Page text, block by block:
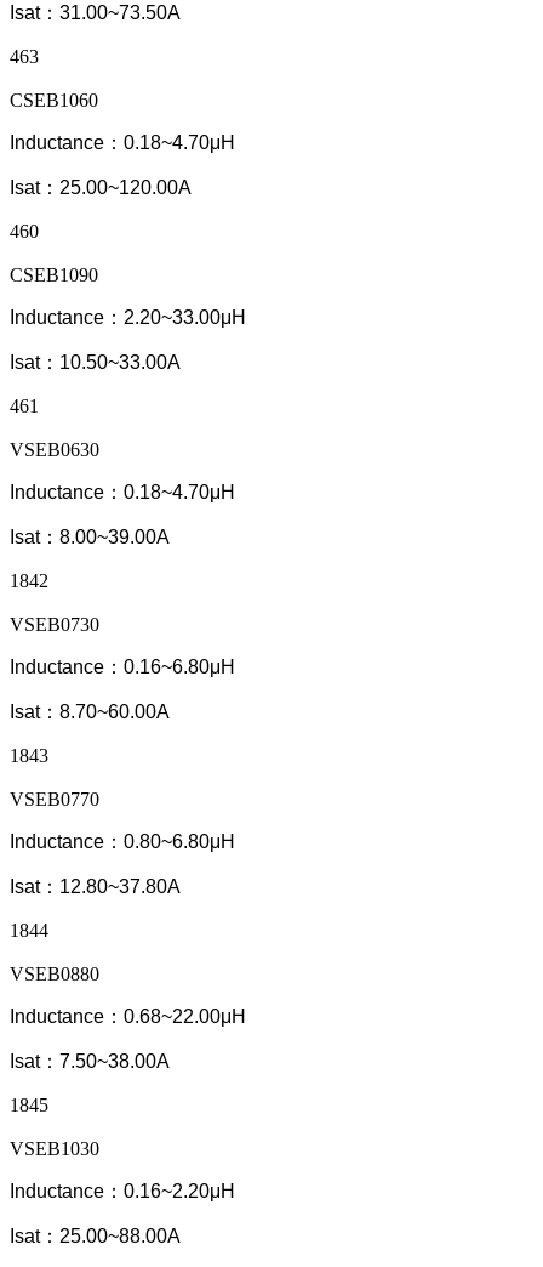
Isat：31.00~73.50A
463
CSEB1060
Inductance：0.18~4.70μH
Isat：25.00~120.00A
460
CSEB1090
Inductance：2.20~33.00μH
Isat：10.50~33.00A
461
VSEB0630
Inductance：0.18~4.70μH
Isat：8.00~39.00A
1842
VSEB0730
Inductance：0.16~6.80μH
Isat：8.70~60.00A
1843
VSEB0770
Inductance：0.80~6.80μH
Isat：12.80~37.80A
1844
VSEB0880
Inductance：0.68~22.00μH
Isat：7.50~38.00A
1845
VSEB1030
Inductance：0.16~2.20μH
Isat：25.00~88.00A